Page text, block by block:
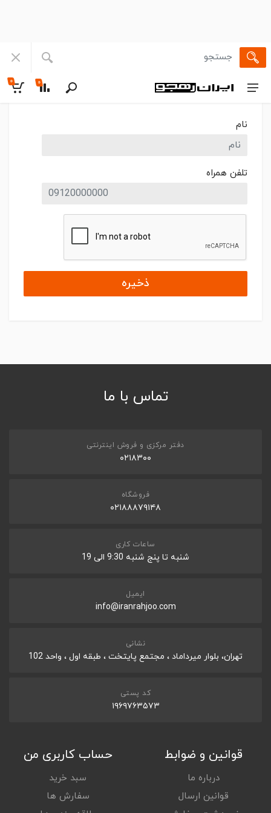
۰ ۰
نام
تلفن همراه
ذخیره
تماس با ما
دفتر مرکزی و فروش اینترنتی
۰۲۱۸۳۰۰
فروشگاه
۰۲۱۸۸۸۷۹۱۴۸
ساعات کاری
شنبه تا پنج شنبه 9:30 الی 19
ایمیل
info@iranrahjoo.com
نشانی
تهران، بلوار میرداماد ، مجتمع پایتخت ، طبقه اول ، واحد 102
کد پستی
۱۹۶۹۷۶۳۵۷۳
قوانین و ضوابط
درباره ما
قوانین ارسال
حساب کاربری من
سبد خرید
سفارش ها